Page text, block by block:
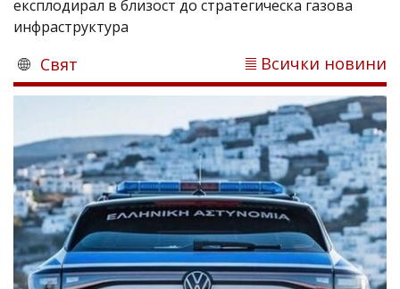
експлодирал в близост до стратегическа газова
инфраструктура
Свят Всички новини